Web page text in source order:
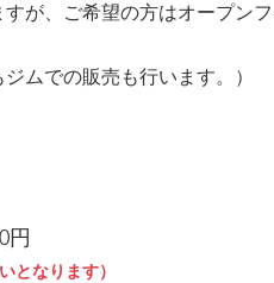
が、ご希望の方はオープン
ムでの販売も行います。）
円
となります）